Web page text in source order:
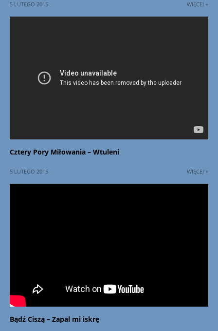
5 LUTEGO 2015 WIĘCEJ +
Cztery Pory Miłowania – Wtuleni
5 LUTEGO 2015 WIĘCEJ +
Bądź Ciszą – Zapal mi iskrę